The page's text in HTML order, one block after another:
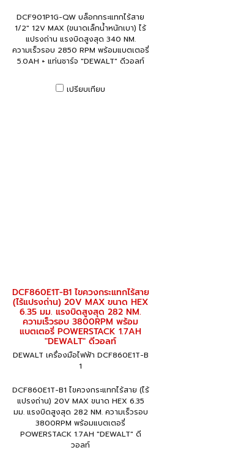
DCF901P1G-QW บล็อกกระแทกไร้สาย
1/2" 12V MAX (ขนาดเล็กน้ำหนักเบา) ไร้
แปรงถ่าน แรงบิดสูงสุด 340 NM.
ความเร็วรอบ 2850 RPM พร้อมแบตเตอรี่
5.0AH + แท่นชาร์จ "DEWALT" ดีวอลท์
เปรียบเทียบ
DCF860E1T-B1 ไขควงกระแทกไร้สาย
(ไร้แปรงถ่าน) 20V MAX ขนาด HEX
6.35 มม. แรงบิดสูงสุด 282 NM.
ความเร็วรอบ 3800RPM พร้อม
แบตเตอรี่ POWERSTACK 1.7AH
"DEWALT" ดีวอลท์
DEWALT เครื่องมือไฟฟ้า DCF860E1T-B
1
DCF860E1T-B1 ไขควงกระแทกไร้สาย (ไร้
แปรงถ่าน) 20V MAX ขนาด HEX 6.35
มม. แรงบิดสูงสุด 282 NM. ความเร็วรอบ
3800RPM พร้อมแบตเตอรี่
POWERSTACK 1.7AH "DEWALT" ดี
วอลท์